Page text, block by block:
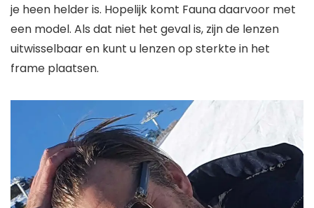
je heen helder is. Hopelijk komt Fauna daarvoor met
een model. Als dat niet het geval is, zijn de lenzen
uitwisselbaar en kunt u lenzen op sterkte in het
frame plaatsen.